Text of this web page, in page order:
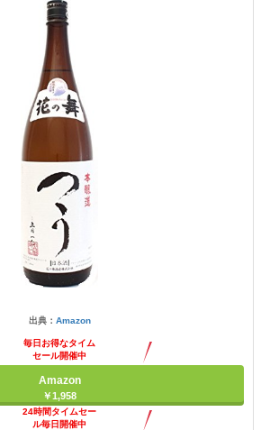
出典： Amazon
毎日お得なタイム
セール開催中
Amazon
￥1,958
24時間タイムセー
ル毎日開催中